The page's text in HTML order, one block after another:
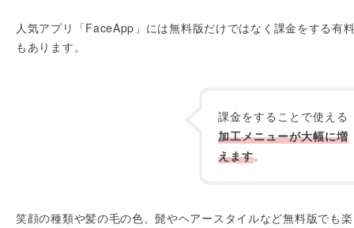
人気アプリ「FaceApp」には無料版だけではなく課金をする有
もあります。
課金をすることで使える
加工メニューが大幅に増
えます。
笑顔の種類や髪の毛の色、髭やヘアースタイルなど無料版でも